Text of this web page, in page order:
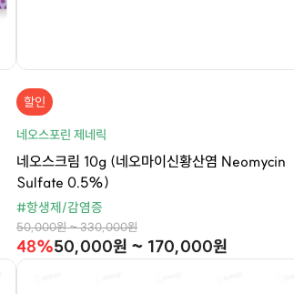
할인
네오스포린 제네릭
네오스크림 10g (네오마이신황산염 Neomycin
Sulfate 0.5%)
#항생제/감염증
50,000원 ~ 330,000원
48%50,000원 ~ 170,000원